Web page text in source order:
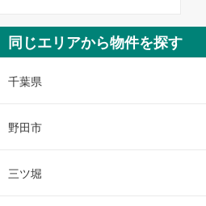
同じエリアから物件を探す
千葉県
野田市
三ツ堀